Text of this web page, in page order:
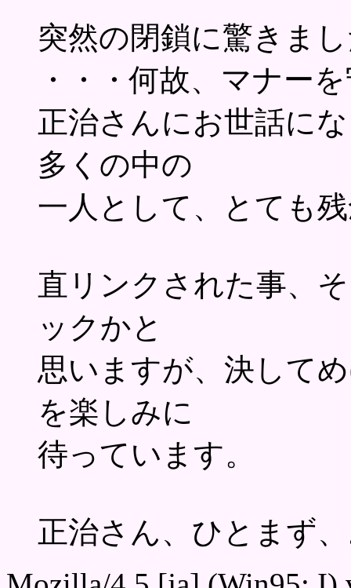
突然の閉鎖に驚きま
・・・何故、マナー
正治さんにお世話に
多くの中の
一人として、とても
直リンクされた事、
ックかと
思いますが、決して
を楽しみに
待っています。
正治さん、ひとまず